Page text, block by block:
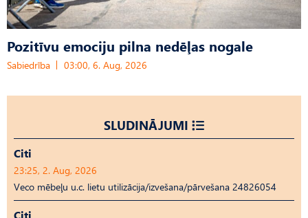
Pozitīvu emociju pilna nedēļas nogale
Sabiedrība 03:00, 6. Aug, 2026
SLUDINĀJUMI
Citi
23:25, 2. Aug, 2026
Veco mēbeļu u.c. lietu utilizācija/izvešana/pārvešana 24826054
Citi